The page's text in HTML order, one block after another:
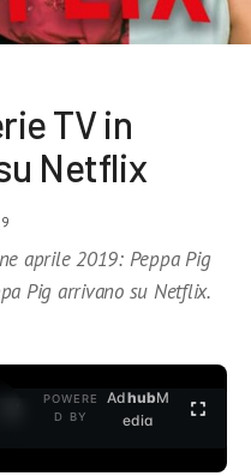
TV in
Netflix
aprile 2019: Peppa Pig
Pig arrivano su Netflix.
POWERE
D BY
AdhubM
edia